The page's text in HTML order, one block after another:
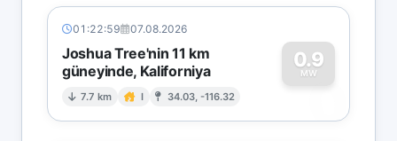
01:22:59 07.08.2026
Joshua Tree'nin 11 km
güneyinde, Kaliforniya
7.7 km I 34.03, -116.32
0.9
MW
0